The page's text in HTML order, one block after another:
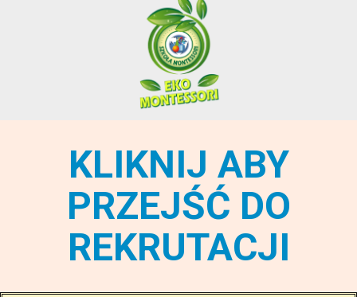
KLIKNIJ ABY
PRZEJŚĆ DO
REKRUTACJI